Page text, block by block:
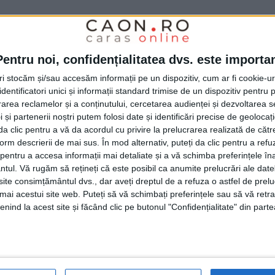
noi, confidențialitatea dvs. este
stocăm și/sau accesăm informații pe un dispozitiv, cum ar fi cookie-
unici și informații standard trimise de un dispozitiv pentru
reclamelor și a conținutului, cercetarea audienței și dezvoltarea
și partenerii noștri putem folosi date și identificări precise de
clic pentru a vă da acordul cu privire la prelucrarea realizată de
descrierii de mai sus. În mod alternativ, puteți da clic pentru a
a accesa informații mai detaliate și a vă schimba preferințele
Vă rugăm să rețineți că este posibil ca anumite prelucrări ale
consimțământul dvs., dar aveți dreptul de a refuza o astfel de
acestui site web. Puteți să vă schimbați preferințele sau să vă
la acest site și făcând clic pe butonul "Confidențialitate" din
, acum suntem laORL,o secție
, o secție care a fost bine întreținută și era
un retuș al saloanelor, holurilor,
să fie și mai bune, dar, repet, a fost una
pus tarkett peste tot, lucru care dă un
Dumbravă, a cărui ultimă zi la
1 iulie.
făcută din bugetul spitalului în
alte retușuri fiind făcute de-a lungul
proiecte ale